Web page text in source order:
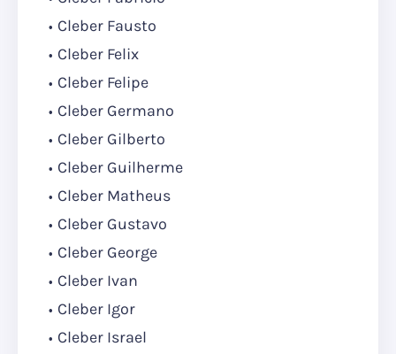
Cleber Fausto
Cleber Felix
Cleber Felipe
Cleber Germano
Cleber Gilberto
Cleber Guilherme
Cleber Matheus
Cleber Gustavo
Cleber George
Cleber Ivan
Cleber Igor
Cleber Israel